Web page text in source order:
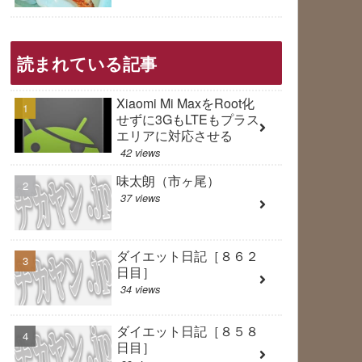
読まれている記事
Xiaomi Mi MaxをRoot化
せずに3GもLTEもプラス
エリアに対応させる
42 views
味太朗（市ヶ尾）
37 views
ダイエット日記［８６２
日目］
34 views
ダイエット日記［８５８
日目］